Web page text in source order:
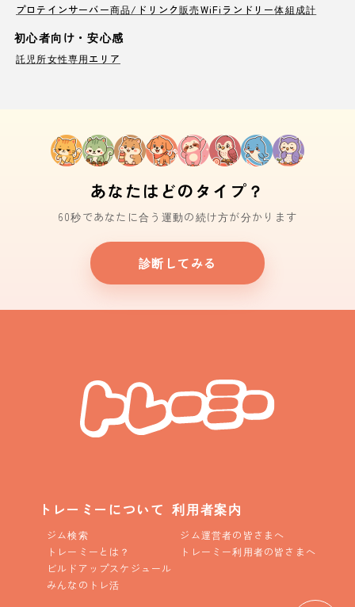
プロテインサーバー商品/ドリンク販売WiFi ランドリー体組成計
初心者向け・安心感
託児所女性専用エリア
あなたはどのタイプ？
60秒であなたに合う運動の続け方が分かります
診断してみる
トレーミーについて
ジム検索
トレーミーとは？
ビルドアップスケジュール
みんなのトレ活
利用者案内
ジム運営者の皆さまへ
トレーミー利用者の皆さまへ